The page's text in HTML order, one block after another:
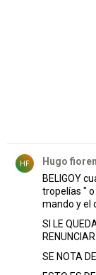
HF Hugo
BELIGOY
tropelías "
mando y el
SI LE
RENUNCIAR.
SE NOTA